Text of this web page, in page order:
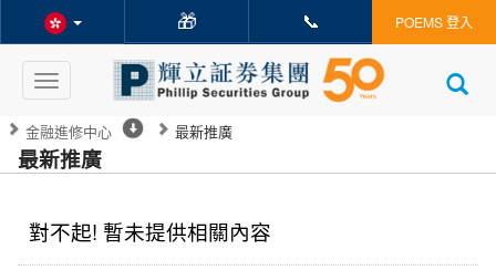
🎁 📞 POEMS 登入
Toggle
navigation
金融進修中心 最新推廣
最新推廣
對不起! 暫未提供相關內容